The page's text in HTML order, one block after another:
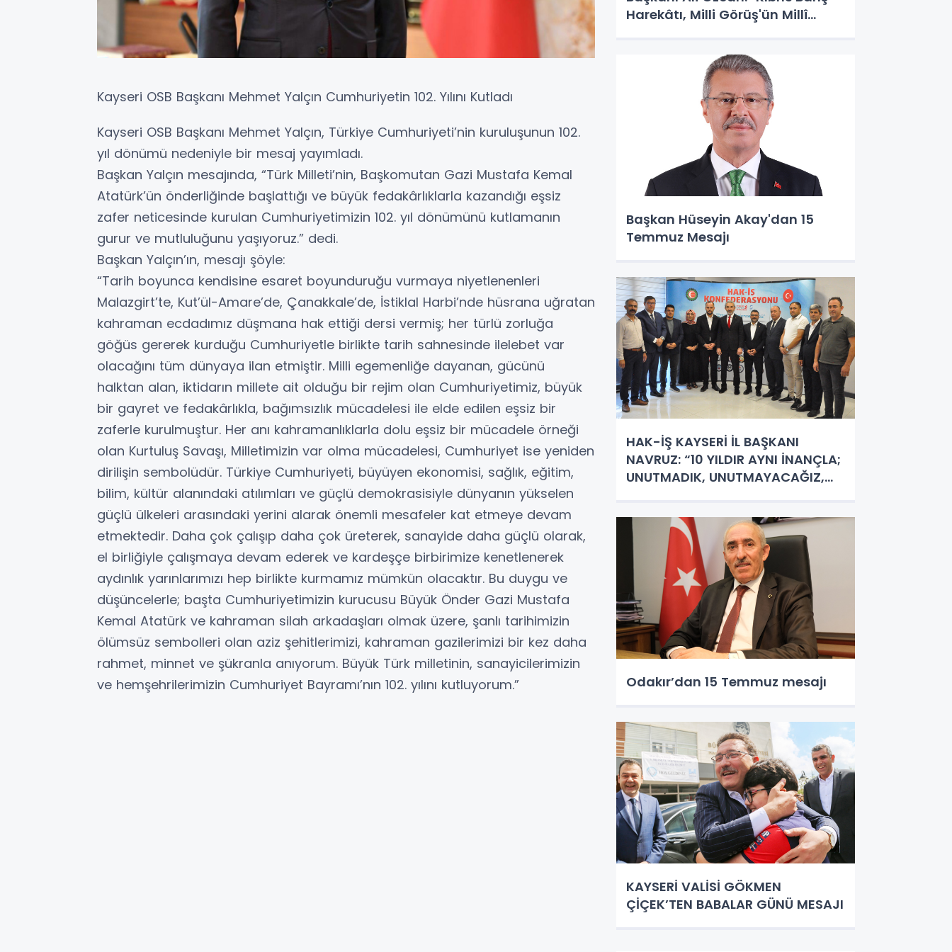
Kayseri OSB Başkanı Mehmet Yalçın Cumhuriyetin 102. Yılını Kutladı
Kayseri OSB Başkanı Mehmet Yalçın, Türkiye Cumhuriyeti’nin kuruluşunun 102.
yıl dönümü nedeniyle bir mesaj yayımladı.
Başkan Yalçın mesajında, “Türk Milleti’nin, Başkomutan Gazi Mustafa Kemal
Atatürk’ün önderliğinde başlattığı ve büyük fedakârlıklarla kazandığı eşsiz
zafer neticesinde kurulan Cumhuriyetimizin 102. yıl dönümünü kutlamanın
gurur ve mutluluğunu yaşıyoruz.” dedi.
Başkan Yalçın’ın, mesajı şöyle:
“Tarih boyunca kendisine esaret boyunduruğu vurmaya niyetlenenleri
Malazgirt’te, Kut’ül-Amare’de, Çanakkale’de, İstiklal Harbi’nde hüsrana uğratan
kahraman ecdadımız düşmana hak ettiği dersi vermiş; her türlü zorluğa
göğüs gererek kurduğu Cumhuriyetle birlikte tarih sahnesinde ilelebet var
olacağını tüm dünyaya ilan etmiştir. Milli egemenliğe dayanan, gücünü
halktan alan, iktidarın millete ait olduğu bir rejim olan Cumhuriyetimiz, büyük
bir gayret ve fedakârlıkla, bağımsızlık mücadelesi ile elde edilen eşsiz bir
zaferle kurulmuştur. Her anı kahramanlıklarla dolu eşsiz bir mücadele örneği
olan Kurtuluş Savaşı, Milletimizin var olma mücadelesi, Cumhuriyet ise yeniden
dirilişin sembolüdür. Türkiye Cumhuriyeti, büyüyen ekonomisi, sağlık, eğitim,
bilim, kültür alanındaki atılımları ve güçlü demokrasisiyle dünyanın yükselen
güçlü ülkeleri arasındaki yerini alarak önemli mesafeler kat etmeye devam
etmektedir. Daha çok çalışıp daha çok üreterek, sanayide daha güçlü olarak,
el birliğiyle çalışmaya devam ederek ve kardeşçe birbirimize kenetlenerek
aydınlık yarınlarımızı hep birlikte kurmamız mümkün olacaktır. Bu duygu ve
düşüncelerle; başta Cumhuriyetimizin kurucusu Büyük Önder Gazi Mustafa
Kemal Atatürk ve kahraman silah arkadaşları olmak üzere, şanlı tarihimizin
ölümsüz sembolleri olan aziz şehitlerimizi, kahraman gazilerimizi bir kez daha
rahmet, minnet ve şükranla anıyorum. Büyük Türk milletinin, sanayicilerimizin
ve hemşehrilerimizin Cumhuriyet Bayramı’nın 102. yılını kutluyorum.”
Harekâtı, Milli Görüş'ün Millî
Başkan Hüseyin Akay'dan 15
Temmuz Mesajı
HAK-İŞ KAYSERİ İL BAŞKANI
NAVRUZ: “10 YILDIR AYNI İNANÇLA;
UNUTMADIK, UNUTMAYACAĞIZ,
Odakır’dan 15 Temmuz mesajı
KAYSERİ VALİSİ GÖKMEN
ÇİÇEK’TEN BABALAR GÜNÜ MESAJI